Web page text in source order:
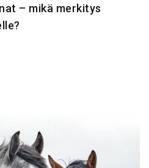
– mikä merkitys